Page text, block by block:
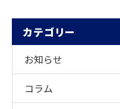
カテゴリー
お知らせ
コラム